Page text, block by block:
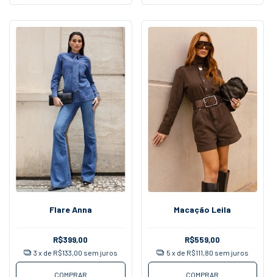
Flare Anna
R$399,00
3 x de R$133,00 sem juros
COMPRAR
Macação Leila
R$559,00
5 x de R$111,80 sem juros
COMPRAR